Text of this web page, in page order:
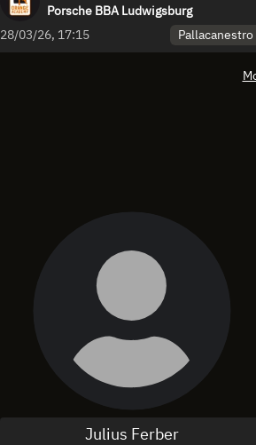
Porsche BBA Ludwigsburg
28/03/26, 17:15
Pallacanestro
Julius Ferber